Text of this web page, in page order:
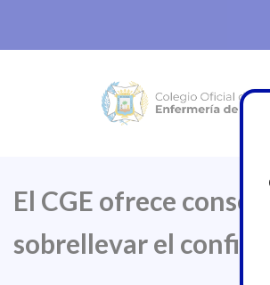
El CGE ofrece
sobrellevar el